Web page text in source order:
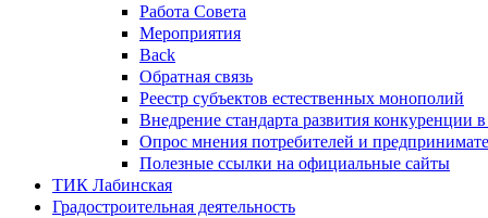
Работа Совета
Мероприятия
Back
Обратная связь
Реестр субъектов естественных монополий
Внедрение стандарта развития конкуренции
Опрос мнения потребителей и
Полезные ссылки на официальные сайты
ТИК Лабинская
Градостроительная деятельность